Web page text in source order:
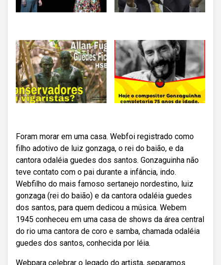
Foram morar em uma casa. Webfoi registrado como
filho adotivo de luiz gonzaga, o rei do baião, e da
cantora odaléia guedes dos santos. Gonzaguinha não
teve contato com o pai durante a infância, indo.
Webfilho do mais famoso sertanejo nordestino, luiz
gonzaga (rei do baião) e da cantora odaléia guedes
dos santos, para quem dedicou a música. Webem
1945 conheceu em uma casa de shows da área central
do rio uma cantora de coro e samba, chamada odaléia
guedes dos santos, conhecida por léia.
Webpara celebrar o legado do artista, separamos